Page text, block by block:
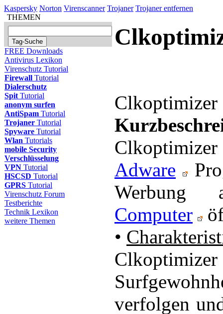
Kaspersky Norton Virenscanner Trojaner Trojaner entfernen
THEMEN
FREE Downloads
Antivirus Lexikon
Virenschutz Tutorial
Firewall Tutorial
Dialerschutz
Spit Tutorial
anonym surfen
AntiSpam Tutorial
Trojaner Tutorial
Spyware Tutorial
Wlan Tutorials
mobile Security
Verschlüsselung
VPN Tutorial
HSCSD Tutorial
GPRS Tutorial
Virenschutz Forum
Testberichte
Technik Lexikon
weitere Themen
Clkoptimizer
Adware
Werbung
Computer
•
verfolgen